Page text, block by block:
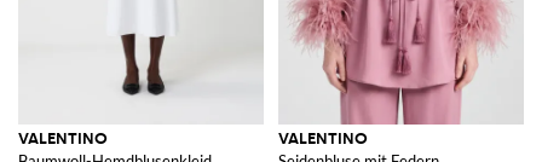
VALENTINO VALENTINO